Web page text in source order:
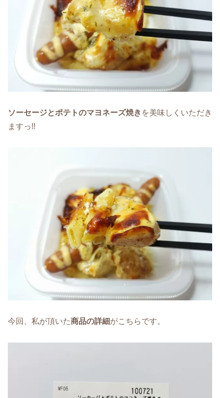
ソーセージとポテトのマヨネーズ焼き を美味しくいただき
ますっ!!
今回、私が頂いた商品の詳細がこちらです。